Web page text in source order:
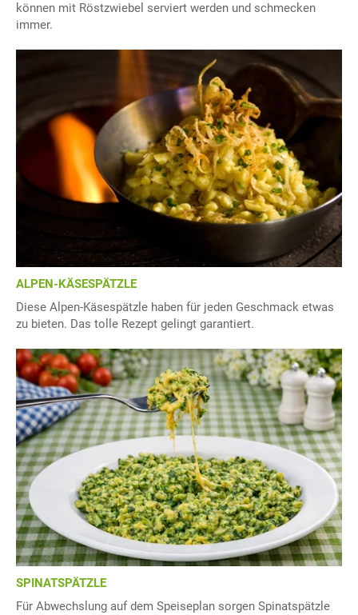
können mit Röstzwiebel serviert werden und schmecken
immer.
ALPEN-KÄSESPÄTZLE
Diese Alpen-Käsespätzle haben für jeden Geschmack etwas
zu bieten. Das tolle Rezept gelingt garantiert.
SPINATSPÄTZLE
Für Abwechslung auf dem Speiseplan sorgen Spinatspätzle